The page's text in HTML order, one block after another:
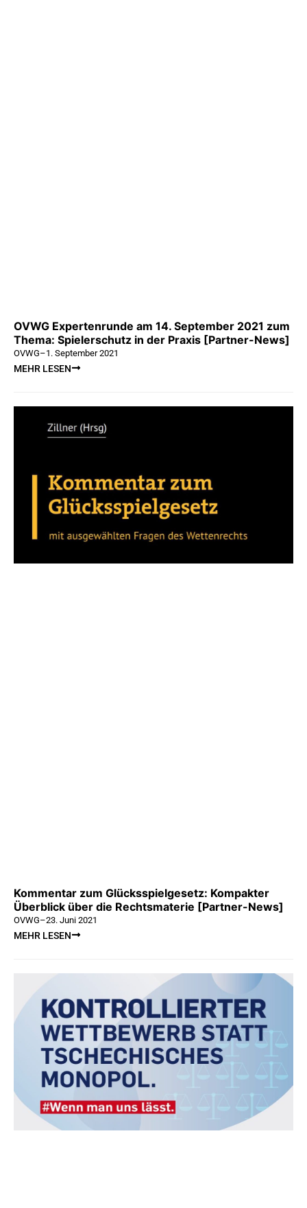
OVWG Expertenrunde am 14. September 2021 zum
Thema: Spielerschutz in der Praxis [Partner-News]
OVWG–1. September 2021
MEHR LESEN
Kommentar zum Glücksspielgesetz: Kompakter
Überblick über die Rechtsmaterie [Partner-News]
OVWG–23. Juni 2021
MEHR LESEN